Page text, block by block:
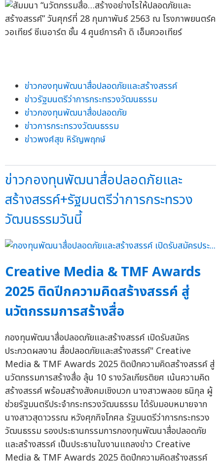
ข่าวกองทุนพัฒนาสื่อปลอดภัยและสร้างสรรค์
ข่าวรัฐมนตรีว่าการกระทรวงวัฒนธรรม
ข่าวกองทุนพัฒนาสื่อปลอดภัย
ข่าวการกระทรวงวัฒนธรรม
ข่าวพงศ์สุข หิรัญพฤกษ์
ข่าวกองทุนพัฒนาสื่อปลอดภัยและ
สร้างสรรค์+รัฐมนตรีว่าการกระทรวง
วัฒนธรรมวันนี้
Creative Media & TMF Awards
2025 ติดปีกความคิดสร้างสรรค์ สู่
นวัตกรรมการสร้างสื่อ
กองทุนพัฒนาสื่อปลอดภัยและสร้างสรรค์ เปิดรับสมัคร
ประกวดผลงาน สื่อปลอดภัยและสร้างสรรค์" Creative
Media & TMF Awards 2025 ติดปีกความคิดสร้างสรรค์ สู่
นวัตกรรมการสร้างสื่อ ลุ้น 10 รางวัลเกียรติยศ เน้นความคิด
สร้างสรรค์ พร้อมสร้างสังคมเชิงบวก นางสาวพลอย ธนิกุล ผู้
ช่วยรัฐมนตรีประจำกระทรวงวัฒนธรรม ได้รับมอบหมายจาก
นางสาวสุดาวรรณ หวังศุภกิจโกศล รัฐมนตรีว่าการกระทรวง
วัฒนธรรม รองประธานกรรมการกองทุนพัฒนาสื่อปลอดภัย
และสร้างสรรค์ เป็นประธานในงานแถลงข่าว Creative
Media & TMF Awards 2025 ติดปีกความคิดสร้างสรรค์